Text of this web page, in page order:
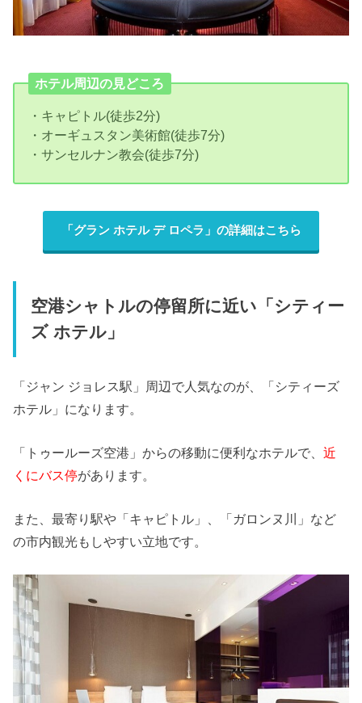
ホテル周辺の見どころ
・キャピトル(徒歩2分)
・オーギュスタン美術館(徒歩7分)
・サンセルナン教会(徒歩7分)
「グラン ホテル デ ロペラ」の詳細はこちら
空港シャトルの停留所に近い「シティー
ズ ホテル」
「ジャン ジョレス駅」周辺で人気なのが、「シティーズ
ホテル」になります。
「トゥールーズ空港」からの移動に便利なホテルで、近
くにバス停があります。
また、最寄り駅や「キャピトル」、「ガロンヌ川」など
の市内観光もしやすい立地です。